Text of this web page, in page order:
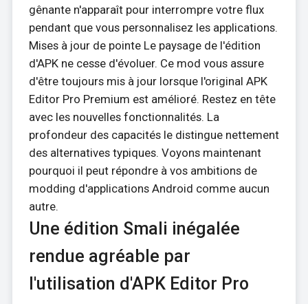
gênante n'apparaît pour interrompre votre flux
pendant que vous personnalisez les applications.
Mises à jour de pointe Le paysage de l'édition
d'APK ne cesse d'évoluer. Ce mod vous assure
d'être toujours mis à jour lorsque l'original APK
Editor Pro Premium est amélioré. Restez en tête
avec les nouvelles fonctionnalités. La
profondeur des capacités le distingue nettement
des alternatives typiques. Voyons maintenant
pourquoi il peut répondre à vos ambitions de
modding d'applications Android comme aucun
autre.
Une édition Smali inégalée
rendue agréable par
l'utilisation d'APK Editor Pro